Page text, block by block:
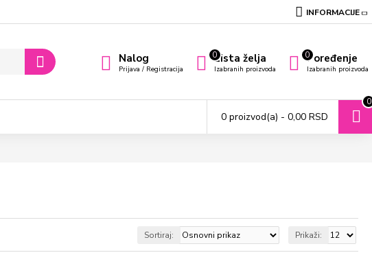
INFORMACIJE
Nalog
Prijava / Registracija
Lista želja
Izabranih proizvoda
0 Poređenje
Izabranih proizvoda
0
0 proizvod(a) - 0,00 RSD
0
Sortiraj: Prikaži: